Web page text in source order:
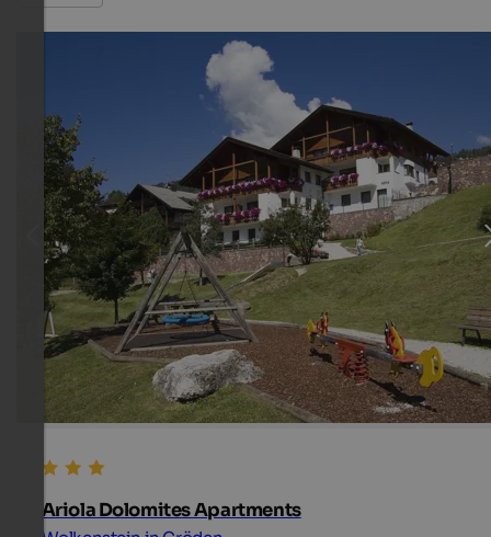
Ariola Dolomites Apartments